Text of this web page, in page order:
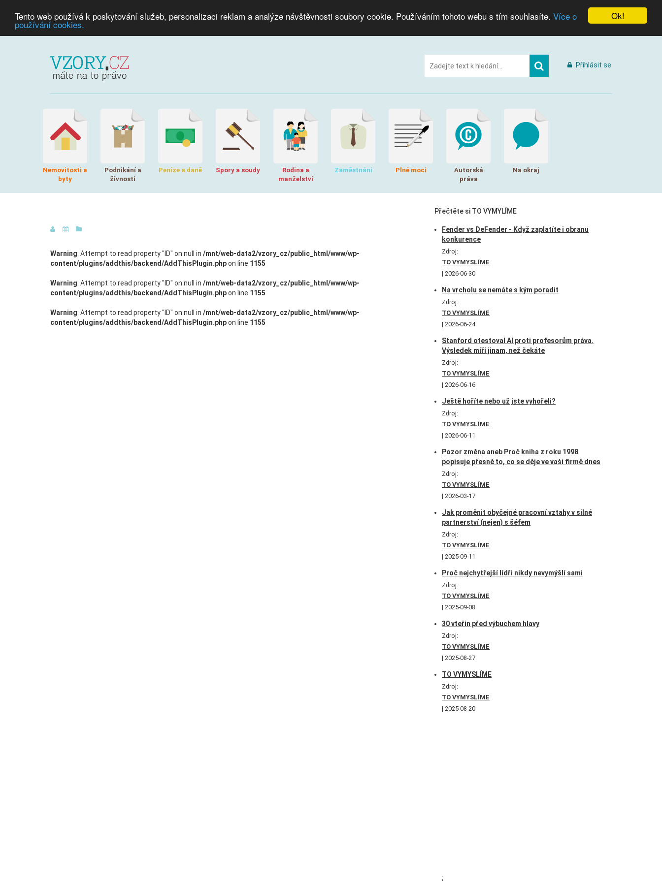
Ok!
Tento web používá k poskytování služeb, personalizaci reklam a analýze návštěvnosti soubory cookie. Používáním tohoto webu s tím souhlasíte. Více o
používání cookies.
Přihlásit se
Nemovitosti a
byty
Podnikání a
živnosti
Peníze a daně Spory a soudy
Rodina a
manželství
Zaměstnání Plné moci
Autorská
práva
Na okraj
Warning: Attempt to read property "ID" on null in /mnt/web-data2/vzory_cz/public_html/www/wp-
content/plugins/addthis/backend/AddThisPlugin.phpon line 1155
Warning: Attempt to read property "ID" on null in /mnt/web-data2/vzory_cz/public_html/www/wp-
content/plugins/addthis/backend/AddThisPlugin.phpon line 1155
Warning: Attempt to read property "ID" on null in /mnt/web-data2/vzory_cz/public_html/www/wp-
content/plugins/addthis/backend/AddThisPlugin.phpon line 1155
Přečtěte si TO VYMYLÍME
Fender vs DeFender - Když zaplatíte i obranu
konkurence
Zdroj:
TO VYMYSLÍME
2026-06-30
Na vrcholu se nemáte s kým poradit
Zdroj:
TO VYMYSLÍME
2026-06-24
Stanford otestoval AI proti profesorům práva.
Výsledek míří jinam, než čekáte
Zdroj:
TO VYMYSLÍME
2026-06-16
Ještě hoříte nebo už jste vyhořeli?
Zdroj:
TO VYMYSLÍME
2026-06-11
Pozor změna aneb Proč kniha z roku 1998
popisuje přesně to, co se děje ve vaší firmě dnes
Zdroj:
TO VYMYSLÍME
2026-03-17
Jak proměnit obyčejné pracovní vztahy v silné
partnerství (nejen) s šéfem
Zdroj:
TO VYMYSLÍME
2025-09-11
Proč nejchytřejší lídři nikdy nevymýšlí sami
Zdroj:
TO VYMYSLÍME
2025-09-08
30 vteřin před výbuchem hlavy
Zdroj:
TO VYMYSLÍME
2025-08-27
TO VYMYSLÍME
Zdroj:
TO VYMYSLÍME
2025-08-20
;